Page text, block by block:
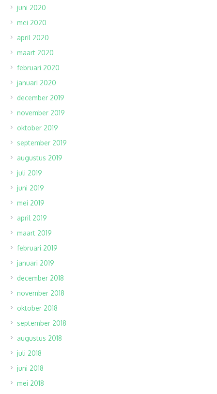
juni 2020
mei 2020
april 2020
maart 2020
februari 2020
januari 2020
december 2019
november 2019
oktober 2019
september 2019
augustus 2019
juli 2019
juni 2019
mei 2019
april 2019
maart 2019
februari 2019
januari 2019
december 2018
november 2018
oktober 2018
september 2018
augustus 2018
juli 2018
juni 2018
mei 2018